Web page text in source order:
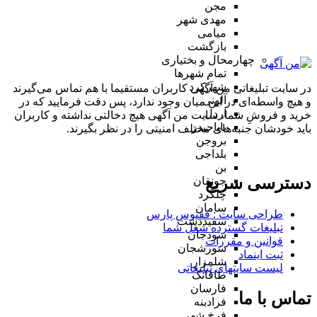
مجن
مهدی شهر
میامی
بازگشت
چهارمحال و بختیاری
تمام شهر‌ها
شهرکرد
آلونی
اردل
باباحیدر
بروجن
بلداجی
بن
جونقان
چلگرد
سامان
سفیددشت
سودجان
سورشجان
شلمزار
طاقانک
فارسان
فرادبنه
در سایت تبلیغاتی من آگهی کاربران مستقیما با هم تماس می‌گیرند
و هیچ واسطه‌ای در این میان وجود ندارد، پس دقت فرمایید که در
خرید و فروشِ شما، سایت من آگهی هیچ دخالتی نداشته و کاربران
باید خودشان جنبه‌های مختلف امنیتی را در نظر بگیرند.
دسترسی سریع
طراحی سایت :‌ ققنوس پارس
تبلیغات گسترده شغل شما
قوانین و مقررات
ثبت اینماد
لیست سایتهای تبلیغاتی
تماس با ما